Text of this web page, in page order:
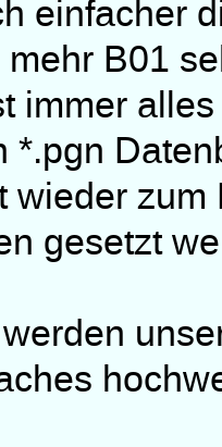
einfacher
B01
immer
*.pgn
wieder
gesetzt